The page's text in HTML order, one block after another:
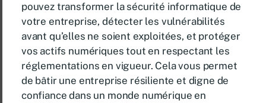
pouvez transformer la sécurité informatique de
votre entreprise, détecter les vulnérabilités
avant qu’elles ne soient exploitées, et protéger
vos actifs numériques tout en respectant les
réglementations en vigueur. Cela vous permet
de bâtir une entreprise résiliente et digne de
confiance dans un monde numérique en